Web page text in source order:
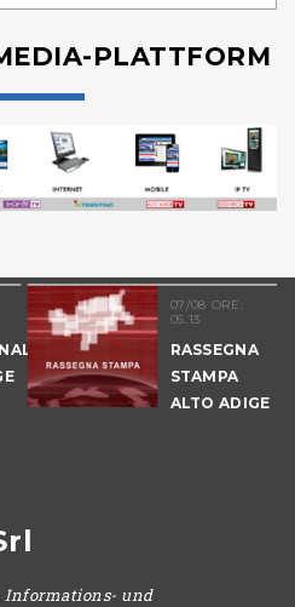
PLATTFORM
07/08 ORE:
05.13
RASSEGNA
STAMPA
ALTO ADIGE
Informations- und